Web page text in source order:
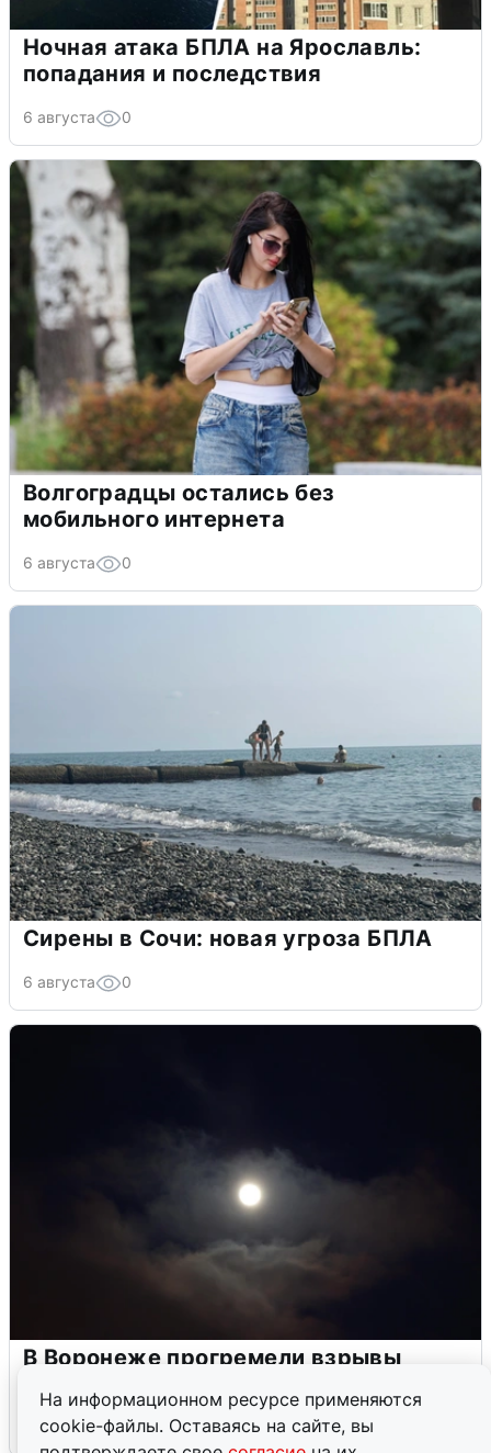
На информационном ресурсе применяются
cookie-файлы. Оставаясь на сайте, вы
Ночная атака БПЛА на Ярославль:
попадания и последствия
6 августа 0
Волгоградцы остались без
мобильного интернета
6 августа 0
Сирены в Сочи: новая угроза БПЛА
6 августа 0
В Воронеже прогремели взрывы
5 августа 0